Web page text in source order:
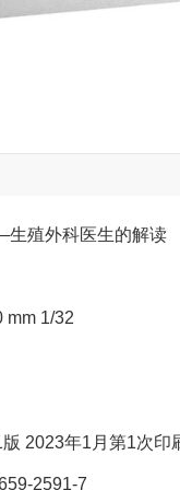
殖外科医生的解读
mm 1/32
2023年1月第1次印
2591-7